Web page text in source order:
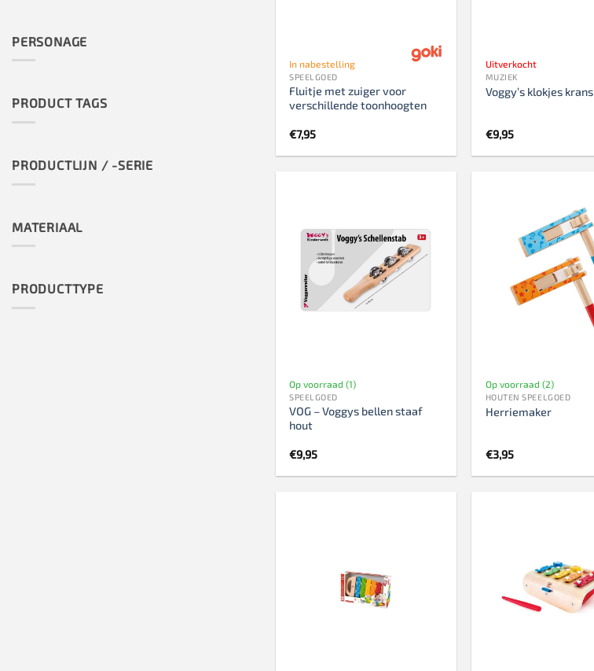
PERSONAGE
PRODUCT TAGS
PRODUCTLIJN / -SERIE
MATERIAAL
PRODUCTTYPE
In nabestelling
SPEELGOED
Fluitje met zuiger voor
verschillende toonhoogten
€7,95
Uitverkocht
MUZIEK
Voggy’s klokjes krans
€9,95
Op voorraad (1)
SPEELGOED
VOG – Voggys bellen staaf
hout
€9,95
Op voorraad (2)
HOUTEN SPEELGOED
Herriemaker
€3,95